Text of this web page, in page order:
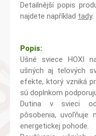
Detailnější popis
najdete například tady.
Popis:
Ušné sviece HOXI
ušných aj telových
efekte, ktorý vzniká
sú doplnkom
Dutina v svieci
pôsobenia, uvoľňuje
energetickej pohode.